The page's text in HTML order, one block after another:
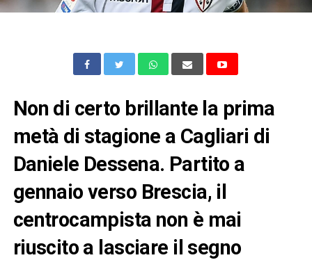
Non di certo brillante la prima
metà di stagione a Cagliari di
Daniele Dessena. Partito a
gennaio verso Brescia, il
centrocampista non è mai
riuscito a lasciare il segno